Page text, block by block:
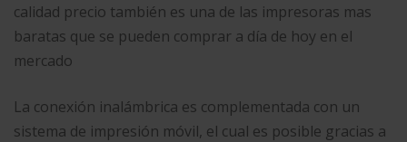
calidad precio también es una de las impresoras mas
baratas que se pueden comprar a día de hoy en el
mercado
La conexión inalámbrica es complementada con un
sistema de impresión móvil, el cual es posible gracias a